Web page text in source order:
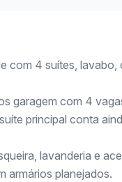
com 4 suítes,
garagem com 4
principal conta
lavanderia e
armários planejados.